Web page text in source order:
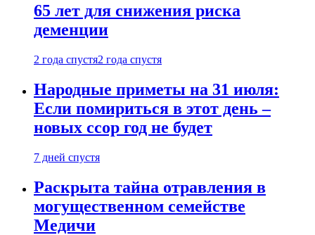
65 лет для снижения риска
деменции
2 года спустя2 года спустя
Народные приметы на 31 июля:
Если помириться в этот день –
новых ссор год не будет
7 дней спустя
Раскрыта тайна отравления в
могущественном семействе
Медичи